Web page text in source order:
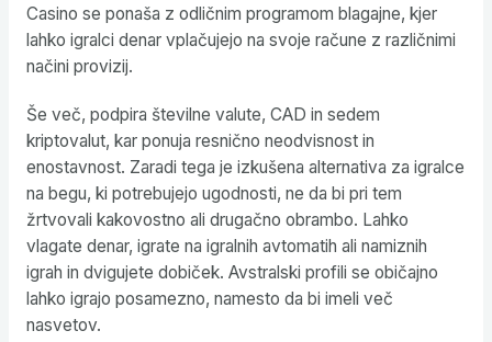
Casino se ponaša z odličnim programom blagajne, kjer
lahko igralci denar vplačujejo na svoje račune z različnimi
načini provizij.
Še več, podpira številne valute, CAD in sedem
kriptovalut, kar ponuja resnično neodvisnost in
enostavnost. Zaradi tega je izkušena alternativa za igralce
na begu, ki potrebujejo ugodnosti, ne da bi pri tem
žrtvovali kakovostno ali drugačno obrambo. Lahko
vlagate denar, igrate na igralnih avtomatih ali namiznih
igrah in dvigujete dobiček. Avstralski profili se običajno
lahko igrajo posamezno, namesto da bi imeli več
nasvetov.